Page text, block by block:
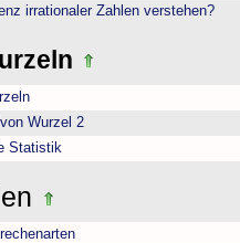
irrationaler Zahlen verstehen?
Wurzel 2
Statistik